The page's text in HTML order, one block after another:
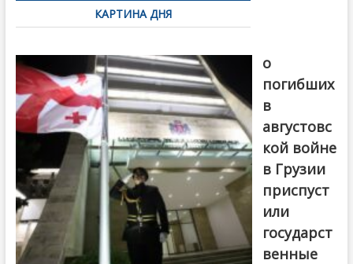
записямКАРТИНА ДНЯ
о
погибших
в
августовс
кой войне
в Грузии
приспуст
или
государст
венные